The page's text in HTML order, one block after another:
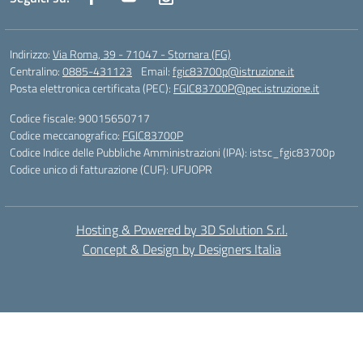
Indirizzo:Via Roma, 39 - 71047 - Stornara (FG)
Centralino:0885-431123 Email:fgic83700p@istruzione.it
Posta elettronica certificata (PEC): FGIC83700P@pec.istruzione.it
Codice fiscale: 90015650717
Codice meccanografico: FGIC83700P
Codice Indice delle Pubbliche Amministrazioni (IPA): istsc_fgic83700p
Codice unico di fatturazione (CUF): UFUOPR
Hosting & Powered by 3D Solution S.r.l.
Concept & Design by Designers Italia